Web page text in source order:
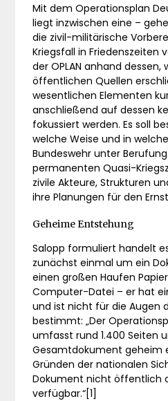
Mit dem Operationsplan
liegt inzwischen eine –
die zivil-militärische
Kriegsfall in Friedenszeiten
der OPLAN anhand dessen,
öffentlichen Quellen
wesentlichen Elementen
anschließend auf dessen
fokussiert werden. Es soll
welche Weise und in
Bundeswehr unter
permanenten Quasi-
zivile Akteure, Strukturen
ihre Planungen für den
Geheime Entstehung
Salopp formuliert handelt
zunächst einmal um ein
einen großen Haufen
Computer-Datei – er hat
und ist nicht für die Augen
bestimmt: „Der
umfasst rund 1.400 Seiten
Gesamtdokument geheim
Gründen der nationalen
Dokument nicht öffentlich
verfügbar.“[1]